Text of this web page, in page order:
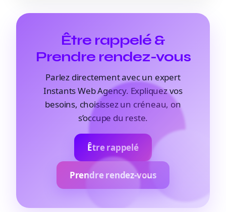
Être rappelé &
Prendre rendez-vous
Parlez directement avec un expert
Instants Web Agency. Expliquez vos
besoins, choisissez un créneau, on
s’occupe du reste.
Être rappelé
Prendre rendez-vous